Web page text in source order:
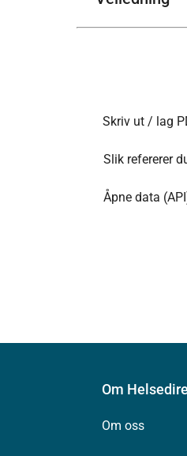
Skriv ut / lag
Slik refererer
Åpne data
Om
Om oss